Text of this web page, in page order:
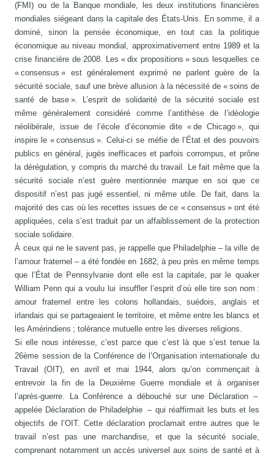
(FMI) ou de la Banque mondiale, les deux institutions financières
mondiales siégeant dans la capitale des États-Unis. En somme, il a
dominé, sinon la pensée économique, en tout cas la politique
économique au niveau mondial, approximativement entre 1989 et la
crise financière de 2008. Les « dix propositions » sous lesquelles ce
« consensus » est généralement exprimé ne parlent guère de la
sécurité sociale, sauf une brève allusion à la nécessité de « soins de
santé de base ». L’esprit de solidarité de la sécurité sociale est
même généralement considéré comme l’antithèse de l’idéologie
néolibérale, issue de l’école d’économie dite « de Chicago », qui
inspire le « consensus ». Celui-ci se méfie de l’État et des pouvoirs
publics en général, jugés inefficaces et parfois corrompus, et prône
la dérégulation, y compris du marché du travail. Le fait même que la
sécurité sociale n’est guère mentionnée marque en soi que ce
dispositif n’est pas jugé essentiel, ni même utile. De fait, dans la
majorité des cas où les recettes issues de ce « consensus » ont été
appliquées, cela s’est traduit par un affaiblissement de la protection
sociale solidaire.
À ceux qui ne le savent pas, je rappelle que Philadelphie – la ville de
l’amour fraternel – a été fondée en 1682, à peu près en même temps
que l’État de Pennsylvanie dont elle est la capitale, par le quaker
William Penn qui a voulu lui insuffler l’esprit d’où elle tire son nom :
amour fraternel entre les colons hollandais, suédois, anglais et
irlandais qui se partageaient le territoire, et même entre les blancs et
les Amérindiens ; tolérance mutuelle entre les diverses religions.
Si elle nous intéresse, c’est parce que c’est là que s’est tenue la
26ème session de la Conférence de l’Organisation internationale du
Travail (OIT), en avril et mai 1944, alors qu’on commençait à
entrevoir la fin de la Deuxième Guerre mondiale et à organiser
l’après-guerre. La Conférence a débouché sur une Déclaration –
appelée Déclaration de Philadelphie – qui réaffirmait les buts et les
objectifs de l’OIT. Cette déclaration proclamait entre autres que le
travail n’est pas une marchandise, et que la sécurité sociale,
comprenant notamment un accès universel aux soins de santé et à